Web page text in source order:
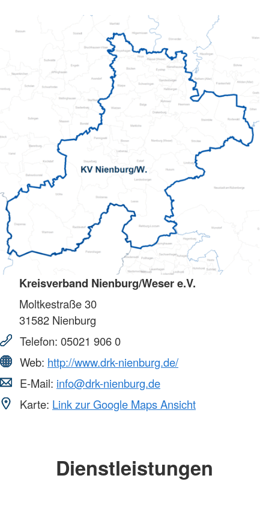
Kreisverband Nienburg/Weser e.V.
Moltkestraße 30
31582 Nienburg
Telefon: 05021 906 0
Web: http://www.drk-nienburg.de/
E-Mail: info@drk-nienburg.de
Karte: Link zur Google Maps Ansicht
Dienstleistungen